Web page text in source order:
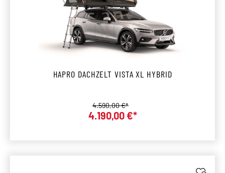
HAPRO DACHZELT VISTA XL HYBRID
Verkaufspreis:
4.190,00 €*
Regulärer Preis:
4.590,00 €*